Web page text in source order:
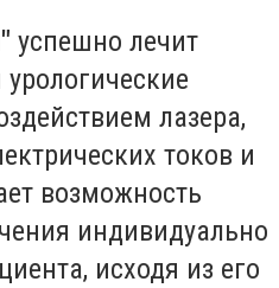
успешно лечит
урологические
лазера,
токов и
возможность
индивидуально
исходя из его